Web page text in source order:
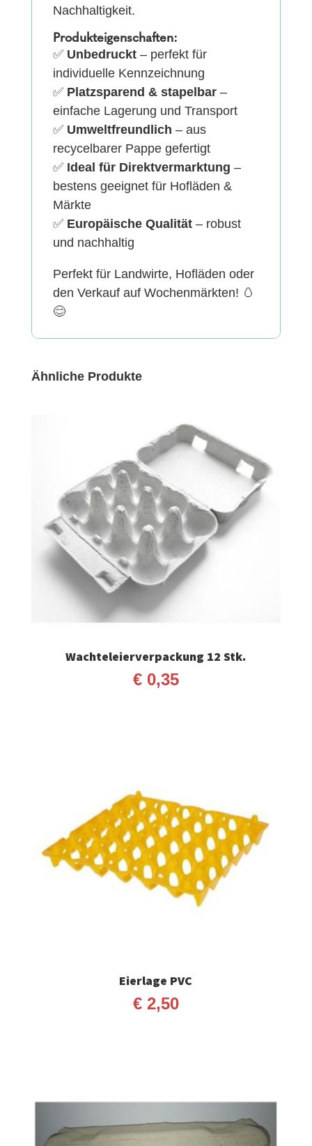
Nachhaltigkeit.
Produkteigenschaften:
✅ Unbedruckt– perfekt für
individuelle Kennzeichnung
✅ Platzsparend & stapelbar–
einfache Lagerung und Transport
✅ Umweltfreundlich – aus
recycelbarer Pappe gefertigt
✅ Ideal für Direktvermarktung –
bestens geeignet für Hofläden &
Märkte
✅ Europäische Qualität– robust
und nachhaltig
Perfekt für Landwirte, Hofläden oder
den Verkauf auf Wochenmärkten! 🥚
😊
Ähnliche Produkte
Wachteleierverpackung 12 Stk.
€0,35
Eierlage PVC
€2,50